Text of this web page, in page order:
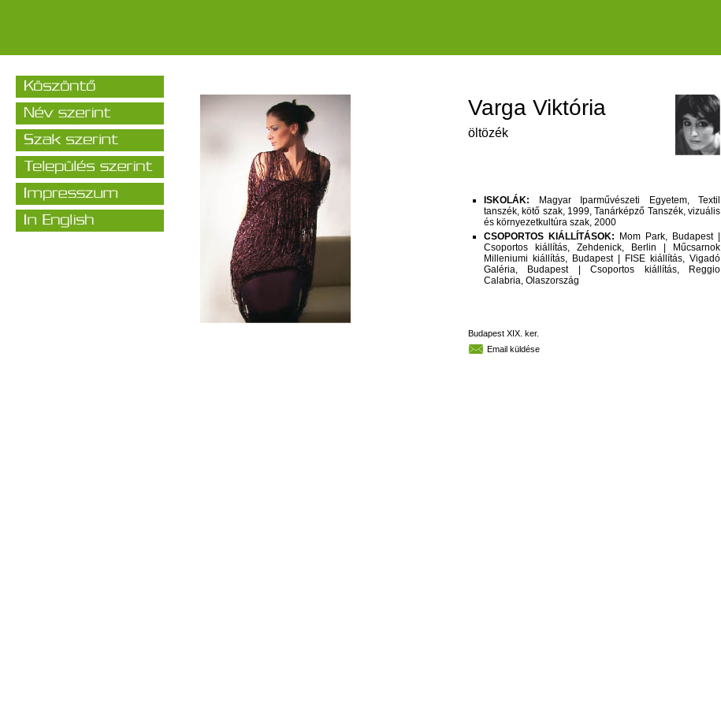
Varga Viktória
öltözék
ISKOLÁK: Magyar Iparművészeti Egyetem, Textil
tanszék, kötő szak, 1999, Tanárképző Tanszék, vizuális
és környezetkultúra szak, 2000
CSOPORTOS KIÁLLÍTÁSOK: Mom Park, Budapest |
Csoportos kiállítás, Zehdenick, Berlin | Műcsarnok
Milleniumi kiállítás, Budapest | FISE kiállítás, Vigadó
Galéria, Budapest | Csoportos kiállítás, Reggio
Calabria, Olaszország
Budapest XIX. ker.
Email küldése